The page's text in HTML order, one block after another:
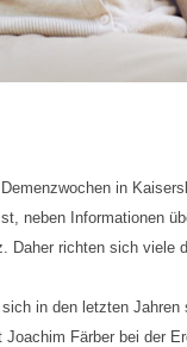
in
neben Informationen
richten sich viele
in den letzten
Färber bei der